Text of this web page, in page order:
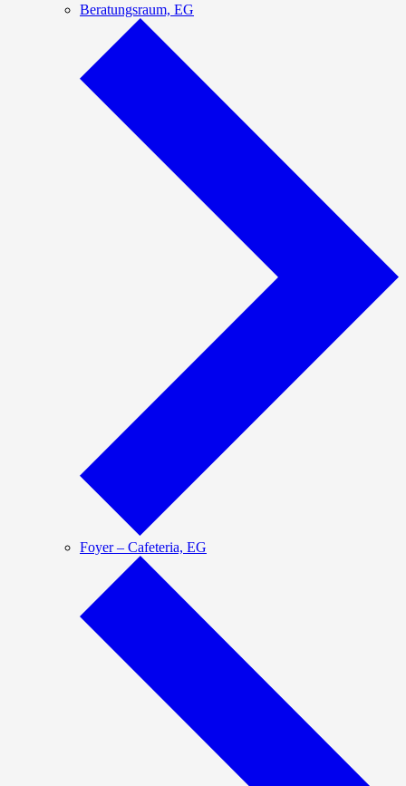
Beratungsraum, EG
Foyer – Cafeteria, EG